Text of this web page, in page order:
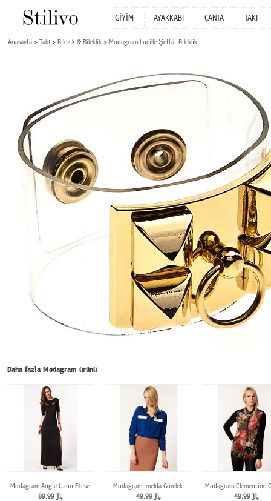
GİYİM AYAKKABI ÇANTA TAKI
Anasayfa Takı Bilezik & Bileklik Modagram Lucille Şeffaf Bileklik
Daha fazla Modagram ürünü
Modagram Angie Uzun Elbise
89.99 TL
Modagram Imelda Gömlek
49.99 TL
Modagram Clementine
49.99 TL